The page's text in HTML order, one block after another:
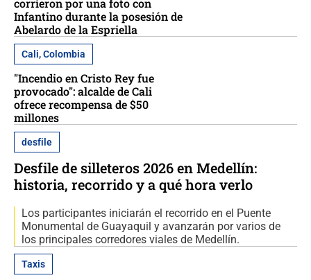
corrieron por una foto con
Infantino durante la posesión de
Abelardo de la Espriella
Cali, Colombia
"Incendio en Cristo Rey fue
provocado": alcalde de Cali
ofrece recompensa de $50
millones
desfile
Desfile de silleteros 2026 en Medellín:
historia, recorrido y a qué hora verlo
Los participantes iniciarán el recorrido en el Puente
Monumental de Guayaquil y avanzarán por varios de
los principales corredores viales de Medellín.
Taxis